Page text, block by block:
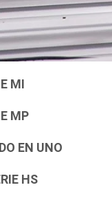
MI
MP
EN UNO
HS